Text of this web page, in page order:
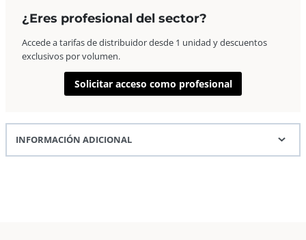
DTX
100Mb/s
Negro/Verde
¿Eres profesional del sector?
Accede a tarifas de distribuidor desde 1 unidad y descuentos
exclusivos por volumen.
Solicitar acceso como profesional
INFORMACIÓN ADICIONAL